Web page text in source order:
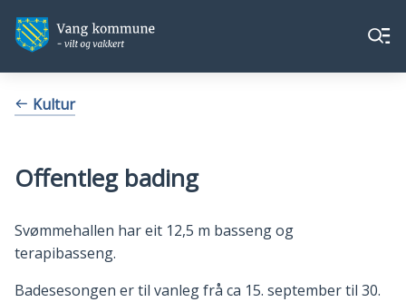
Vang
kommune
Vang
kommune
Meny
Du Kultur
Offentleg bading
Svømmehallen har eit 12,5 m basseng og
terapibasseng.
Badesesongen er til vanleg frå ca 15. september til 30.